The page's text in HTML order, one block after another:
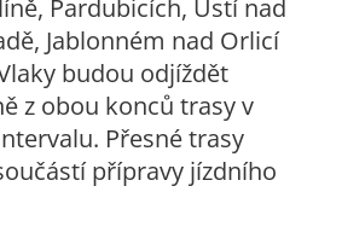
Pardubicích, Ústí nad
Jablonném nad Orlicí
budou odjíždět
z obou konců trasy v
Přesné trasy
přípravy jízdního